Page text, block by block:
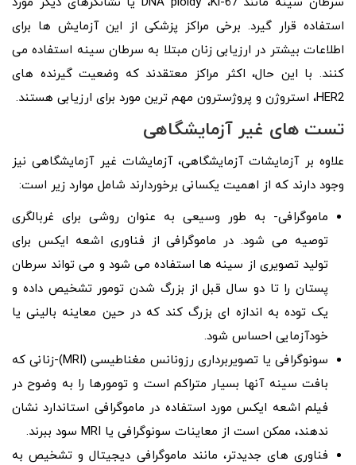
استفاده قرار گیرد. برخی مراکز پزشکی از این آزمایش ها برای
اطلاعات بیشتر در ارزیابی زنان مبتلا به سرطان سینه استفاده می
کنند. با این حال، اکثر مراکز معتقدند که وضعیت گیرنده های
HER2، استروژن و پروژسترون مهم ترین مورد برای ارزیابی هستند.
تست های غیر آزمایشگاهی
علاوه بر آزمایشات آزمایشگاهی، آزمایشات غیر آزمایشگاهی نیز
وجود دارند که از اهمیت یکسانی برخوردارند شامل موارد زیر است:
ماموگرافی- به طور وسیعی به عنوان روشی برای غربالگری
توصیه می شود. در ماموگرافی از فناوری اشعه ایکس برای
تولید تصویری از سینه ها استفاده می شود و می تواند سرطان
پستان را تا دو سال قبل از بزرگ شدن تومور تشخیص داده و
یک توده به اندازه ای بزرگ کند که در حین معاینه بالینی یا
خودآزمایی احساس شود.
سونوگرافی یا تصویربرداری رزونانس مغناطیسی (MRI)-زنانی که
بافت سینه آنها بسیار متراکم است و تومورها را به وضوح در
فیلم اشعه ایکس مورد استفاده در ماموگرافی استاندارد نشان
ندهند، ممکن است از معاینات سونوگرافی یا MRI سود ببرند.
فناوری های جدیدتر، مانند ماموگرافی دیجیتال و تشخیص به